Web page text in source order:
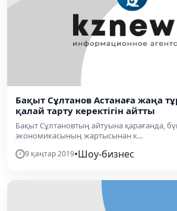
Бақыт Сұлтанов Астанаға жаңа
қалай тарту керектігін айтты
Бақыт Сұлтановтың айтуына қарағанда,
экономикасының жартысынан к...
9 қаңтар 2019•Шоу-бизнес